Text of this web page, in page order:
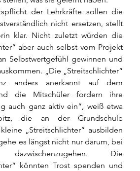
der Lehrkräfte sollen die
nicht ersetzen, stellt
klar. Nicht zuletzt würden die
aber auch selbst vom Projekt
Selbstwertgefühl gewinnen und
„Die „Streitschlichter“
anders anerkannt auf dem
die Mitschüler fordern ihre
auch ganz aktiv ein“, weiß etwa
die an der Grundschule
„Streitschlichter“ ausbilden
es längst nicht nur darum, bei
dazwischenzugehen. Die
könnten Trost spenden und